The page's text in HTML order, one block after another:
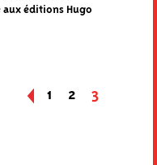
éditions Hugo
« 1 2 3